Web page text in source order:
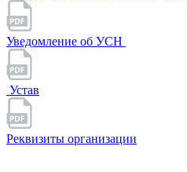
Уведомление об УСН
Устав
Реквизиты организации